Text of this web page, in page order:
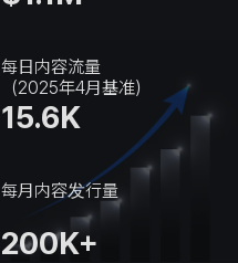
每日内容流量
（2025年4月基准）
15.6K
每月内容发行量
200K+